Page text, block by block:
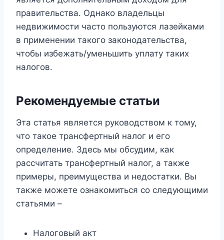
правительства. Однако владельцы
недвижимости часто пользуются лазейками
в применении такого законодательства,
чтобы избежать/уменьшить уплату таких
налогов.
Рекомендуемые статьи
Эта статья является руководством к тому,
что такое трансфертный налог и его
определение. Здесь мы обсудим, как
рассчитать трансфертный налог, а также
примеры, преимущества и недостатки. Вы
также можете ознакомиться со следующими
статьями –
Налоговый акт